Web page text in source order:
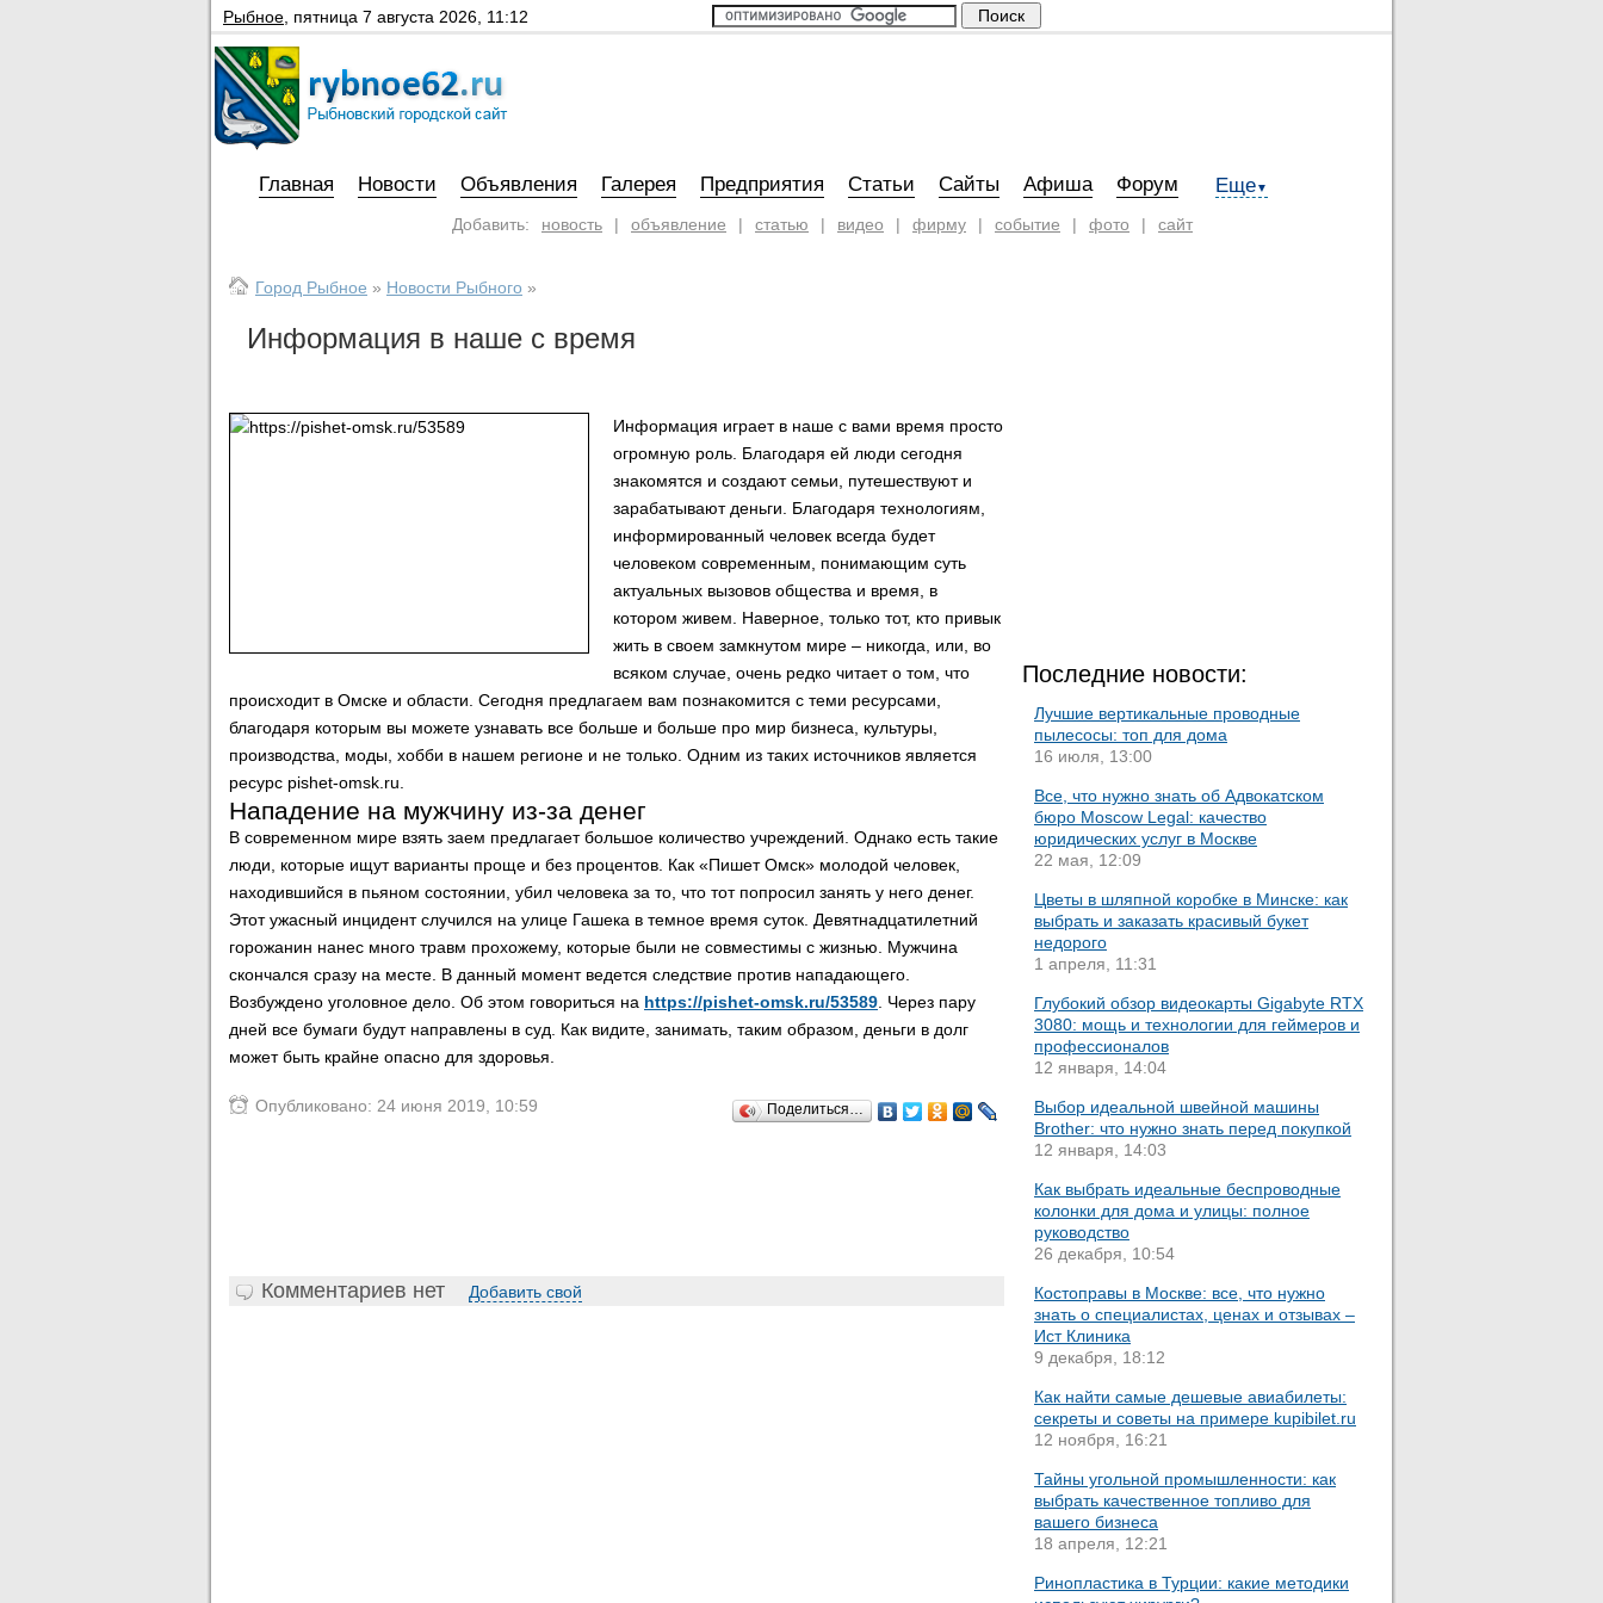
Рыбное пятница 7 августа 2026, 11:12
Главная Новости Объявления Галерея Предприятия Статьи Сайты Афиша Форум Еще▼
Добавить: новость | объявление | статью | видео | фирму | событие | фото | сайт
Город Рыбное » Новости Рыбного »
Информация в наше с время
Информация играет в наше с вами время просто
огромную роль. Благодаря ей люди сегодня
знакомятся и создают семьи, путешествуют и
зарабатывают деньги. Благодаря технологиям,
информированный человек всегда будет
человеком современным, понимающим суть
актуальных вызовов общества и время, в
котором живем. Наверное, только тот, кто привык
жить в своем замкнутом мире – никогда, или, во
всяком случае, очень редко читает о том, что
происходит в Омске и области. Сегодня предлагаем вам познакомится с теми ресурсами,
благодаря которым вы можете узнавать все больше и больше про мир бизнеса, культуры,
производства, моды, хобби в нашем регионе и не только. Одним из таких источников является
ресурс pishet-omsk.ru.
Нападение на мужчину из-за денег
В современном мире взять заем предлагает большое количество учреждений. Однако есть такие
люди, которые ищут варианты проще и без процентов. Как «Пишет Омск» молодой человек,
находившийся в пьяном состоянии, убил человека за то, что тот попросил занять у него денег.
Этот ужасный инцидент случился на улице Гашека в темное время суток. Девятнадцатилетний
горожанин нанес много травм прохожему, которые были не совместимы с жизнью. Мужчина
скончался сразу на месте. В данный момент ведется следствие против нападающего.
Возбуждено уголовное дело. Об этом говориться на https://pishet-omsk.ru/53589 . Через пару
дней все бумаги будут направлены в суд. Как видите, занимать, таким образом, деньги в долг
может быть крайне опасно для здоровья.
Опубликовано: 24 июня 2019, 10:59 Поделиться…
Комментариев нет Добавить свой
Последние новости:
Лучшие вертикальные проводные
пылесосы: топ для дома
16 июля, 13:00
Все, что нужно знать об Адвокатском
бюро Moscow Legal: качество
юридических услуг в Москве
22 мая, 12:09
Цветы в шляпной коробке в Минске: как
выбрать и заказать красивый букет
недорого
1 апреля, 11:31
Глубокий обзор видеокарты Gigabyte RTX
3080: мощь и технологии для геймеров и
профессионалов
12 января, 14:04
Выбор идеальной швейной машины
Brother: что нужно знать перед покупкой
12 января, 14:03
Как выбрать идеальные беспроводные
колонки для дома и улицы: полное
руководство
26 декабря, 10:54
Костоправы в Москве: все, что нужно
знать о специалистах, ценах и отзывах –
Ист Клиника
9 декабря, 18:12
Как найти самые дешевые авиабилеты:
секреты и советы на примере kupibilet.ru
12 ноября, 16:21
Тайны угольной промышленности: как
выбрать качественное топливо для
вашего бизнеса
18 апреля, 12:21
Ринопластика в Турции: какие методики